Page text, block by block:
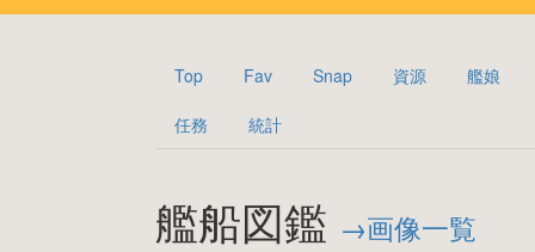
Top Fav Snap 資源 艦娘
任務 統計
艦船図鑑 →画像一覧